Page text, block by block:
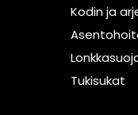
Kodin ja
Tukisukat